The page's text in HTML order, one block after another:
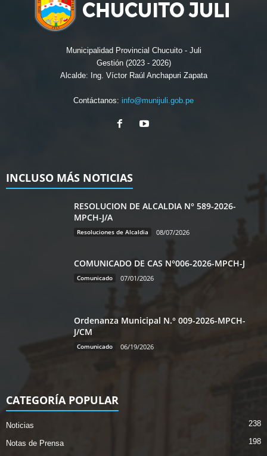
Municipalidad Provincial Chucuito - Juli
Gestión (2023 - 2026)
Alcalde: Ing. Víctor Raúl Anchapuri Zapata
Contáctanos: info@munijuli.gob.pe
INCLUSO MÁS NOTICIAS
RESOLUCION DE ALCALDIA N° 589-2026-
MPCH-J/A
Resoluciones de Alcaldia 08/07/2026
COMUNICADO DE CAS N°006-2026-MPCH-J
Comunicado 07/01/2026
Ordenanza Municipal N.° 009-2026-MPCH-
J/CM
Comunicado 06/19/2026
CATEGORÍA POPULAR
Noticias 238
Notas de Prensa
198